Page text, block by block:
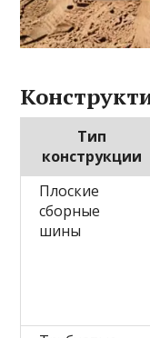
Тип
конструкции
Плоские
сборные
шины